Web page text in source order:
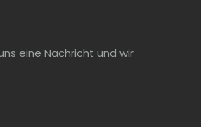
eine Nachricht und wir